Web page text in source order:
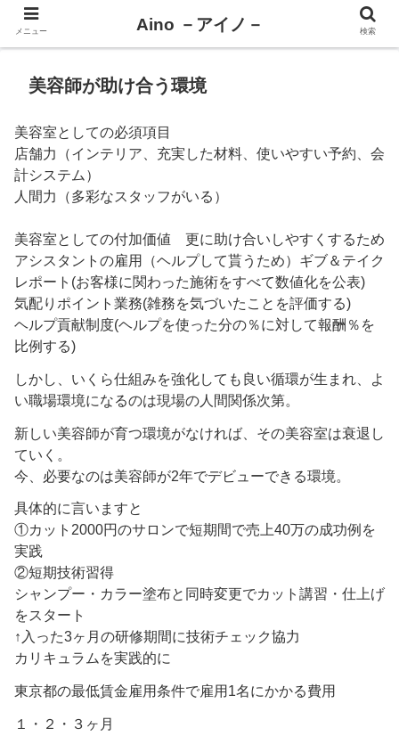
美容師が助け合う環境
美容室としての必須項目
店舗力（インテリア、充実した材料、使いやすい予約、会
計システム）
人間力（多彩なスタッフがいる）
美容室としての付加価値 更に助け合いしやすくするため
アシスタントの雇用（ヘルプして貰うため）ギブ＆テイク
レポート(お客様に関わった施術をすべて数値化を公表)
気配りポイント業務(雑務を気づいたことを評価する)
ヘルプ貢献制度(ヘルプを使った分の％に対して報酬％を
比例する)
しかし、いくら仕組みを強化しても良い循環が生まれ、よ
い職場環境になるのは現場の人間関係次第。
新しい美容師が育つ環境がなければ、その美容室は衰退し
ていく。
今、必要なのは美容師が2年でデビューできる環境。
具体的に言いますと
①カット2000円のサロンで短期間で売上40万の成功例を
実践
②短期技術習得
シャンプー・カラー塗布と同時変更でカット講習・仕上げ
をスタート
↑入った3ヶ月の研修期間に技術チェック協力
カリキュラムを実践的に
東京都の最低賃金雇用条件で雇用1名にかかる費用
１・２・３ヶ月
メニュー Aino －アイノ－ 検索